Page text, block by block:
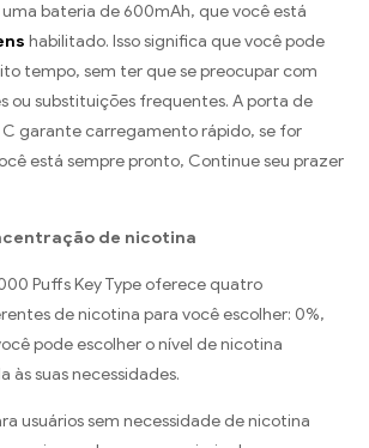
bateria de 600mAh, que você está
habilitado. Isso significa que você pode
tempo, sem ter que se preocupar com
ou substituições frequentes. A porta de
garante carregamento rápido, se for
está sempre pronto, Continue seu prazer
de nicotina
Puffs Key Type oferece quatro
de nicotina para você escolher: 0%,
pode escolher o nível de nicotina
suas necessidades.
usuários sem necessidade de nicotina